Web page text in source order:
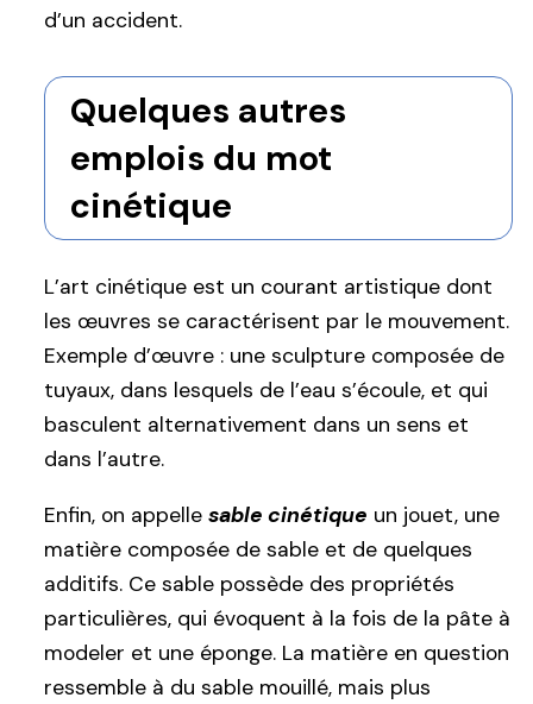
d’un accident.
Quelques autres
emplois du mot
cinétique
L’art cinétique est un courant artistique dont
les œuvres se caractérisent par le mouvement.
Exemple d’œuvre : une sculpture composée de
tuyaux, dans lesquels de l’eau s’écoule, et qui
basculent alternativement dans un sens et
dans l’autre.
Enfin, on appelle sable cinétique un jouet, une
matière composée de sable et de quelques
additifs. Ce sable possède des propriétés
particulières, qui évoquent à la fois de la pâte à
modeler et une éponge. La matière en question
ressemble à du sable mouillé, mais plus